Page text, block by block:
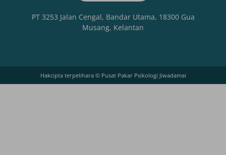
PT 3253 Jalan Cengal, Bandar Utama, 18300 Gua
Musang, Kelantan
Hakcipta terpelihara © Pusat Pakar Psikologi Jiwadamai